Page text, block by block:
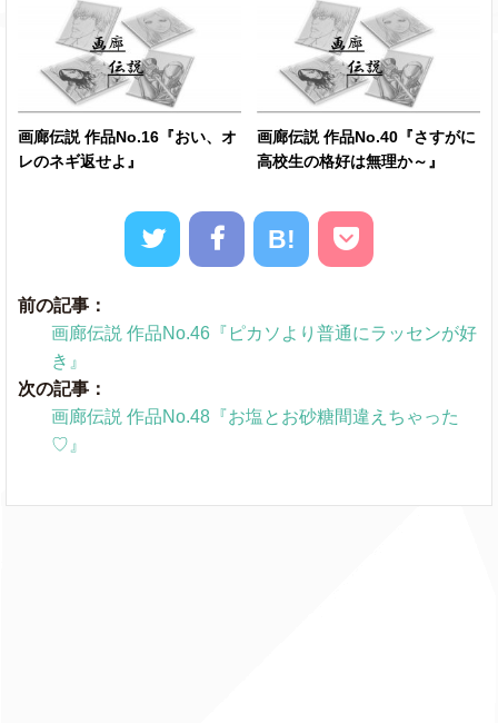
画廊伝説 作品No.16『おい、オ
レのネギ返せよ』
画廊伝説 作品No.40『さすがに
高校生の格好は無理か～』
B!
前の記事：
画廊伝説 作品No.46『ピカソより普通にラッセンが好
き』
次の記事：
画廊伝説 作品No.48『お塩とお砂糖間違えちゃった
♡』